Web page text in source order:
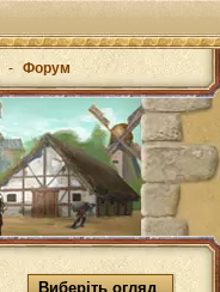
- Форум
Виберіть огляд